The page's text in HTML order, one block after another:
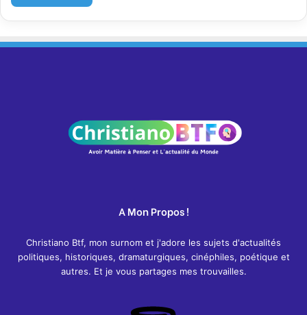
A Mon Propos !
Christiano Btf, mon surnom et j'adore les sujets d'actualités
politiques, historiques, dramaturgiques, cinéphiles, poétique et
autres. Et je vous partages mes trouvailles.